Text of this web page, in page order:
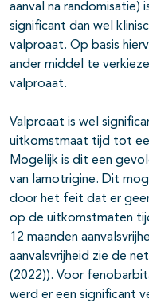
aanval na randomisatie)
significant dan wel
valproaat. Op basis
ander middel te
valproaat.
Valproaat is wel
uitkomstmaat tijd tot
Mogelijk is dit een
van lamotrigine. Dit
door het feit dat er
op de uitkomstmaten
12 maanden
aanvalsvrijheid zie de
(2022)). Voor
werd er een significant